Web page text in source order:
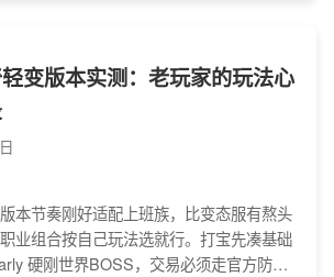
变版本实测：老玩家的玩法心
本节奏刚好适配上班族，比变态服有熬头
业组合按自己玩法选就行。打宝先凑基础
硬刚世界BOSS，交易必须走官方防